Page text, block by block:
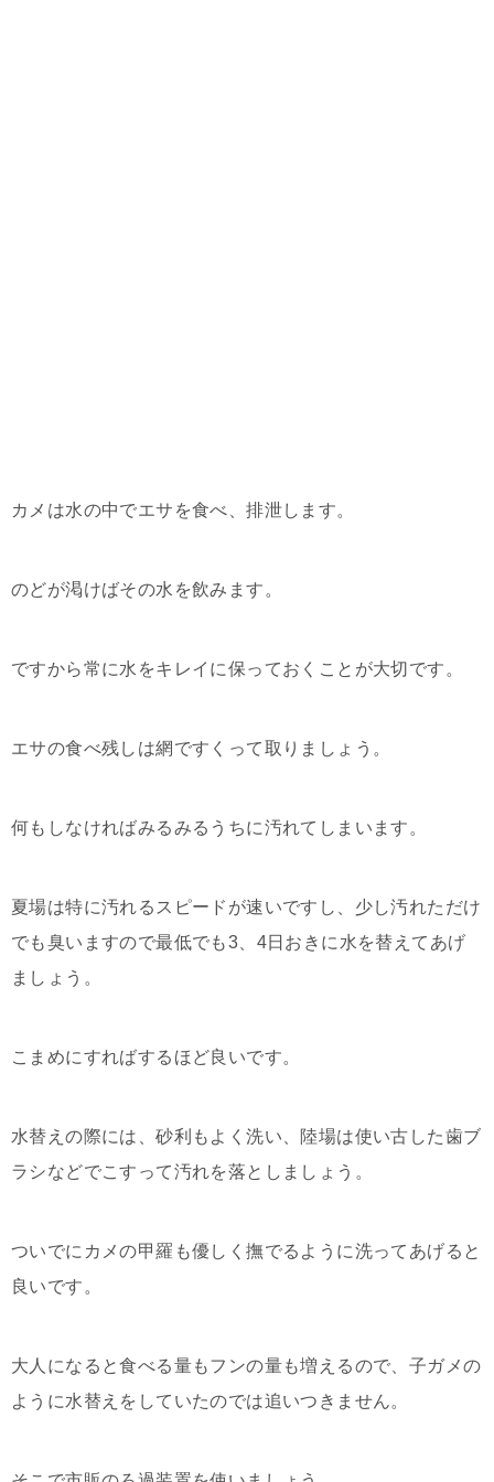
カメは水の中でエサを食べ、排泄します。
のどが渇けばその水を飲みます。
ですから常に水をキレイに保っておくことが大切です。
エサの食べ残しは網ですくって取りましょう。
何もしなければみるみるうちに汚れてしまいます。
夏場は特に汚れるスピードが速いですし、少し汚れただけ
でも臭いますので最低でも3、4日おきに水を替えてあげ
ましょう。
こまめにすればするほど良いです。
水替えの際には、砂利もよく洗い、陸場は使い古した歯ブ
ラシなどでこすって汚れを落としましょう。
ついでにカメの甲羅も優しく撫でるように洗ってあげると
良いです。
大人になると食べる量もフンの量も増えるので、子ガメの
ように水替えをしていたのでは追いつきません。